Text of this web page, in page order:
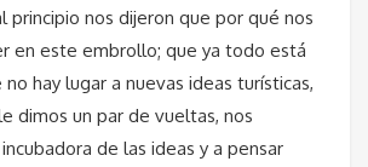
principio nos dijeron que por qué nos
en este embrollo; que ya todo está
hay lugar a nuevas ideas turísticas,
dimos un par de vueltas, nos
de las ideas y a pensar